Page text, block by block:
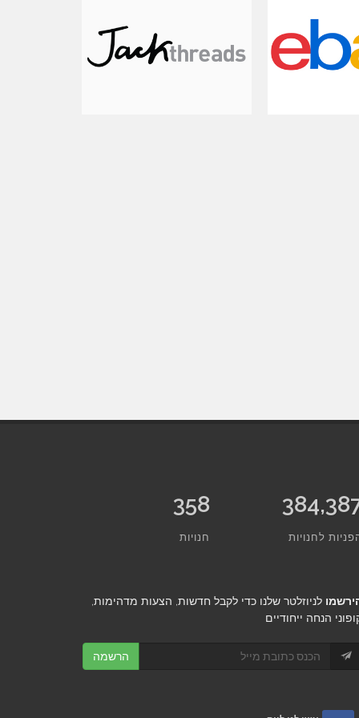
לחנויות
358
חנויות
לניוזלטר שלנו כדי לקבל חדשות, הצעות מדהימות,
הנחה ייחודיים
הרשמה